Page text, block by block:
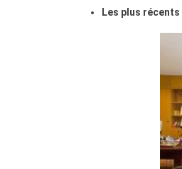
Les plus récents